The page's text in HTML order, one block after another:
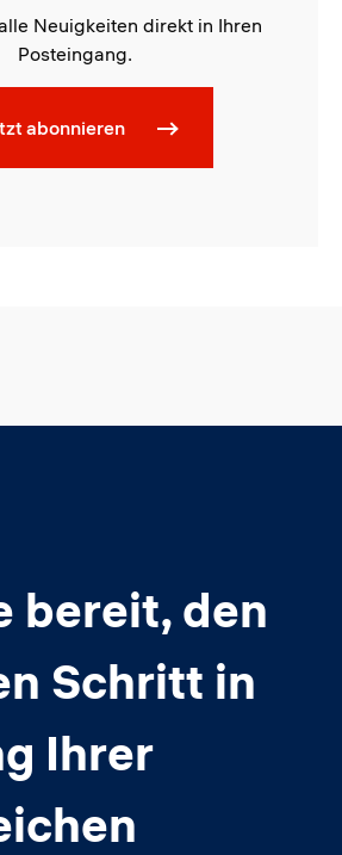
Neuigkeiten direkt in Ihren
Posteingang.
abonnieren
bereit, den
Schritt in
Ihrer